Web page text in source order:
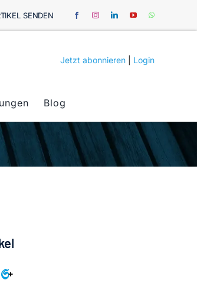
SENDEN
Jetzt abonnieren Login
Blog